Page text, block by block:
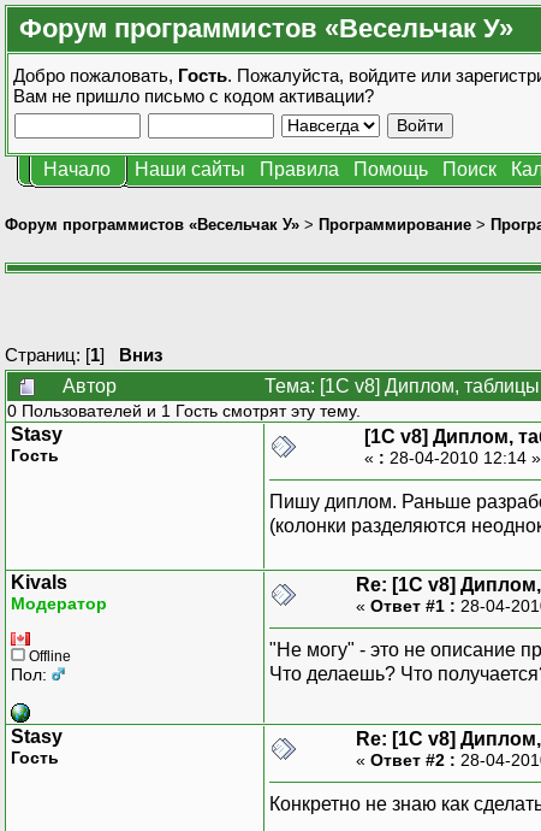
Форум программистов «Весельчак У»
Добро пожаловать, Гость. Пожалуйста, войдите или
Вам не пришло письмо с кодом активации?
Начало Наши сайты Правила Помощь Поиск
Форум программистов «Весельчак У» > Программирование >
Страниц: [1] Вниз
Автор
Тема: [1C v8] Диплом,
0 Пользователей и 1 Гость смотрят эту тему.
Stasy
Гость
[1C v8] Диплом,
« : 28-04-2010 12:14 »
Пишу диплом. Раньше
(колонки разделяются
Kivals
Модератор
Offline
Пол:
Re: [1C v8]
« Ответ #1 : 28-04-
"Не могу" - это не описание
Что делаешь? Что
Stasy
Гость
Re: [1C v8]
« Ответ #2 : 28-04-
Конкретно не знаю как